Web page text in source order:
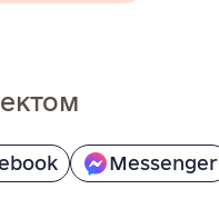
Messenger